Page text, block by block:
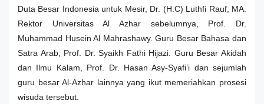
Duta Besar Indonesia untuk Mesir, Dr. (H.C) Luthfi Rauf, MA.
Rektor Universitas Al Azhar sebelumnya, Prof. Dr.
Muhammad Husein Al Mahrashawy. Guru Besar Bahasa dan
Satra Arab, Prof. Dr. Syaikh Fathi Hijazi. Guru Besar Akidah
dan Ilmu Kalam, Prof. Dr. Hasan Asy-Syafi’i dan sejumlah
guru besar Al-Azhar lainnya yang ikut memeriahkan prosesi
wisuda tersebut.